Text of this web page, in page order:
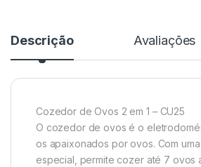
Descrição Avaliações
Cozedor de Ovos 2 em 1 – CU25
O cozedor de ovos é o
os apaixonados por ovos. Com
especial, permite cozer até 7 ovos